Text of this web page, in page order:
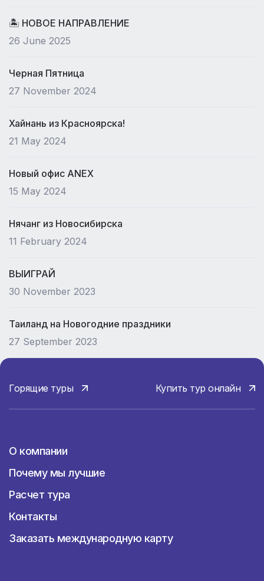
🏝 НОВОЕ НАПРАВЛЕНИЕ
26 June 2025
Черная Пятница
27 November 2024
Хайнань из Красноярска!
21 May 2024
Новый офис ANEX
15 May 2024
Нячанг из Новосибирска
11 February 2024
ВЫИГРАЙ
30 November 2023
Таиланд на Новогодние праздники
27 September 2023
Горящие туры Купить тур онлайн
О компании
Почему мы лучшие
Расчет тура
Контакты
Заказать международную карту